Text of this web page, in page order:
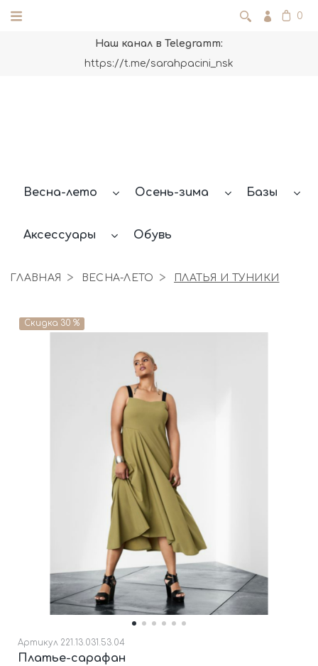
0
Наш канал в Telegramm:
https://t.me/sarahpacini_nsk
Весна-лето Осень-зима Базы
Аксессуары Обувь
ГЛАВНАЯ ВЕСНА-ЛЕТО ПЛАТЬЯ И ТУНИКИ
Скидка 30 %
Артикул 221.13.031.53.04
Платье-сарафан